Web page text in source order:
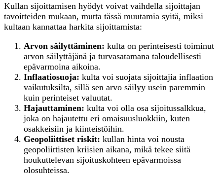
Kullan sijoittamisen hyödyt voivat vaihdella sijoittajan
tavoitteiden mukaan, mutta tässä muutamia syitä, miksi
kultaan kannattaa harkita sijoittamista:
Arvon säilyttäminen: kulta on perinteisesti toiminut
arvon säilyttäjänä ja turvasatamana taloudellisesti
epävarmoina aikoina.
Inflaatiosuoja: kulta voi suojata sijoittajia inflaation
vaikutuksilta, sillä sen arvo säilyy usein paremmin
kuin perinteiset valuutat.
Hajauttaminen: kulta voi olla osa sijoitussalkkua,
joka on hajautettu eri omaisuusluokkiin, kuten
osakkeisiin ja kiinteistöihin.
Geopoliittiset riskit: kullan hinta voi nousta
geopoliittisten kriisien aikana, mikä tekee siitä
houkuttelevan sijoituskohteen epävarmoissa
olosuhteissa.